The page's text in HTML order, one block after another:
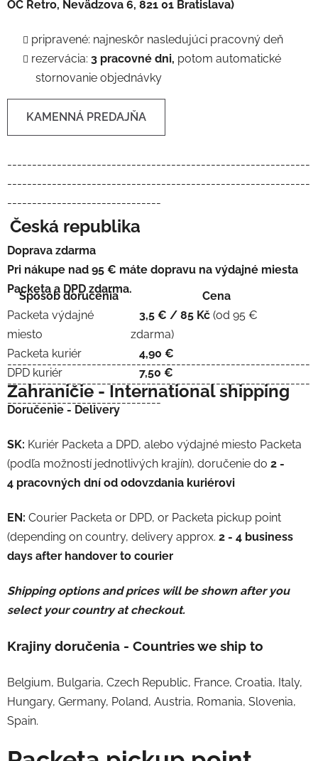
OC Retro, Nevädzova 6, 821 01 Bratislava)
pripravené: najneskôr nasledujúci pracovný deň
rezervácia: 3 pracovné dni, potom automatické
stornovanie objednávky
KAMENNÁ PREDAJŇA
-------------------------------------------------------------
-------------------------------------------------------------
-------------------------------
Česká republika
Doprava zdarma
Pri nákupe nad 95 € máte dopravu na výdajné miesta
Packeta a DPD zdarma.
Spôsob doručenia
Cena
Packeta výdajné
miesto
3,5 € / 85 Kč (od 95 €
zdarma)
Packeta kuriér
4,90 €
DPD kuriér
7,50 €
-------------------------------------------------------------
-------------------------------------------------------------
-------------------------------
Zahraničie - International shipping
Doručenie - Delivery
SK: Kuriér Packeta a DPD, alebo výdajné miesto Packeta
(podľa možností jednotlivých krajín), doručenie do 2 -
4 pracovných dní od odovzdania kuriérovi
EN: Courier Packeta or DPD, or Packeta pickup point
(depending on country, delivery approx. 2 - 4 business
days after handover to courier
Shipping options and prices will be shown after you
select your country at checkout.
Krajiny doručenia - Countries we ship to
Belgium, Bulgaria, Czech Republic, France, Croatia, Italy,
Hungary, Germany, Poland, Austria, Romania, Slovenia,
Spain.